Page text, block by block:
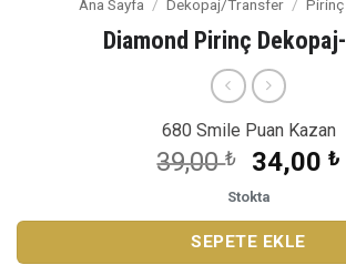
Ana Sayfa / Dekopaj/Transfer /
Diamond Pirinç
680 Smile Puan Kazan
39,00₺
Orijinal
fiyat:
39,00
34,00 ₺
Stokta
SEPETE EKLE